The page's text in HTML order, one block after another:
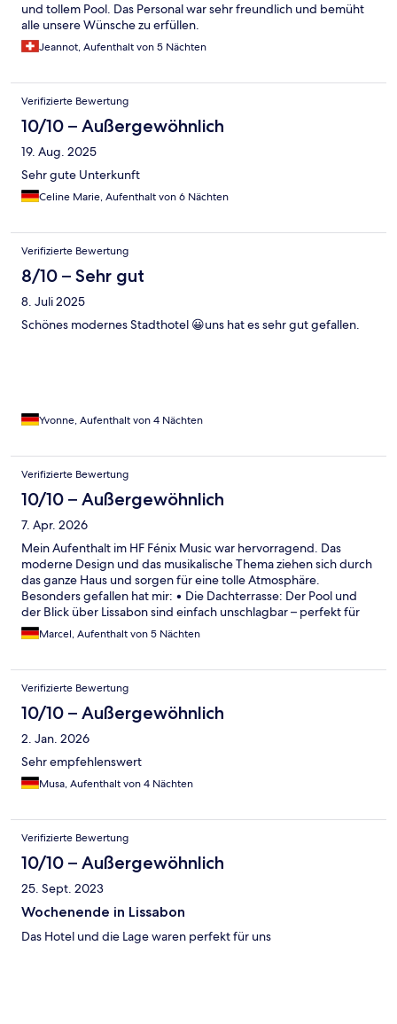
und tollem Pool. Das Personal war sehr freundlich und bemüht
alle unsere Wünsche zu erfüllen.
Jeannot, Aufenthalt von 5 Nächten
Verifizierte Bewertung
10/10 – Außergewöhnlich
19. Aug. 2025
Sehr gute Unterkunft
Celine Marie, Aufenthalt von 6 Nächten
Verifizierte Bewertung
8/10 – Sehr gut
8. Juli 2025
Schönes modernes Stadthotel 😀uns hat es sehr gut gefallen.
Yvonne, Aufenthalt von 4 Nächten
Verifizierte Bewertung
10/10 – Außergewöhnlich
7. Apr. 2026
Mein Aufenthalt im HF Fénix Music war hervorragend. Das
moderne Design und das musikalische Thema ziehen sich durch
das ganze Haus und sorgen für eine tolle Atmosphäre.
Besonders gefallen hat mir: • Die Dachterrasse: Der Pool und
der Blick über Lissabon sind einfach unschlagbar – perfekt für
einen Drink zum Sonnenuntergang. • Die Zimmer: Sehr stylisch,
sauber und mit top Sound-System ausgestattet. • Die Lage:
überall schnell hin. Das Personal war zudem sehr freundlich und
aufmerksam. Ich komme definitiv gerne wieder!
Marcel, Aufenthalt von 5 Nächten
Verifizierte Bewertung
10/10 – Außergewöhnlich
2. Jan. 2026
Sehr empfehlenswert
Musa, Aufenthalt von 4 Nächten
Verifizierte Bewertung
10/10 – Außergewöhnlich
25. Sept. 2023
Wochenende in Lissabon
Das Hotel und die Lage waren perfekt für uns